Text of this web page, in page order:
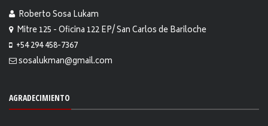
Roberto Sosa Lukam
Mitre 125 - Oficina 122 EP/ San Carlos de Bariloche
+54 294 458-7367
sosalukman@gmail.com
AGRADECIMIENTO